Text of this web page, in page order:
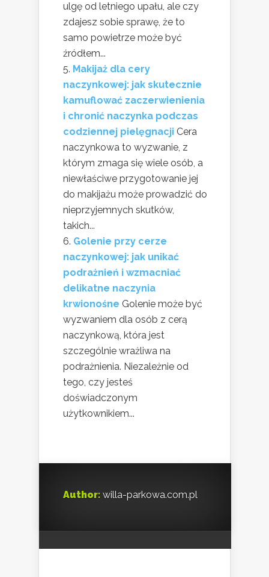
ulgę od letniego upału, ale czy
zdajesz sobie sprawę, że to
samo powietrze może być
źródłem...
Makijaż dla cery
naczynkowej: jak skutecznie
kamuflować zaczerwienienia
i chronić naczynka podczas
codziennej pielęgnacji Cera
naczynkowa to wyzwanie, z
którym zmaga się wiele osób, a
niewłaściwe przygotowanie jej
do makijażu może prowadzić do
nieprzyjemnych skutków,
takich...
Golenie przy cerze
naczynkowej: jak unikać
podrażnień i wzmacniać
delikatne naczynia
krwionośne Golenie może być
wyzwaniem dla osób z cerą
naczynkową, która jest
szczególnie wrażliwa na
podrażnienia. Niezależnie od
tego, czy jesteś
doświadczonym
użytkownikiem...
Author: willa-parkowa.com.pl